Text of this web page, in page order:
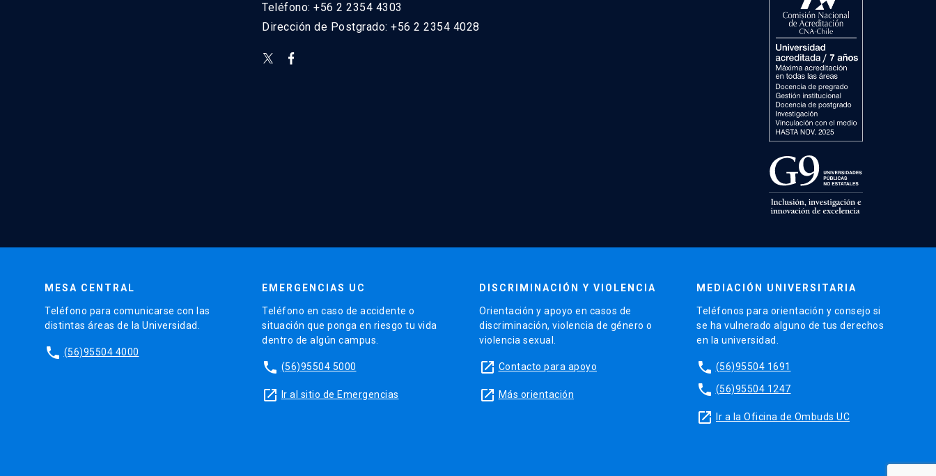
Teléfono: +56 2 2354 4303
Dirección de Postgrado: +56 2 2354 4028
MESA CENTRAL
Teléfono para comunicarse con las
distintas áreas de la Universidad.
phone (56)95504 4000
EMERGENCIAS UC
Teléfono en caso de accidente o
situación que ponga en riesgo tu vida
dentro de algún campus.
phone (56)95504 5000
launch Ir al sitio de Emergencias
DISCRIMINACIÓN Y VIOLENCIA
Orientación y apoyo en casos de
discriminación, violencia de género o
violencia sexual.
launch Contacto para apoyo
launch Más orientación
MEDIACIÓN UNIVERSITARIA
Teléfonos para orientación y consejo si
se ha vulnerado alguno de tus derechos
en la universidad.
phone (56)95504 1691
phone (56)95504 1247
launch Ir a la Oficina de Ombuds UC